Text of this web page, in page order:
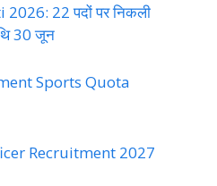
22 पदों पर निकली
30 जून
Sports Quota
Recruitment 2027